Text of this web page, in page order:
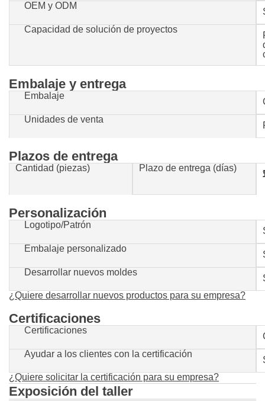
OEM y ODM
Capacidad de solución de proyectos
Embalaje y entrega
Embalaje
Unidades de venta
Plazos de entrega
Cantidad (piezas)
1-500
Plazo de entrega (días)
Personalización
Logotipo/Patrón
Embalaje personalizado
Desarrollar nuevos moldes
¿Quiere desarrollar nuevos productos para su empresa?
Certificaciones
Certificaciones
Ayudar a los clientes con la certificación
¿Quiere solicitar la certificación para su empresa?
Exposición del taller